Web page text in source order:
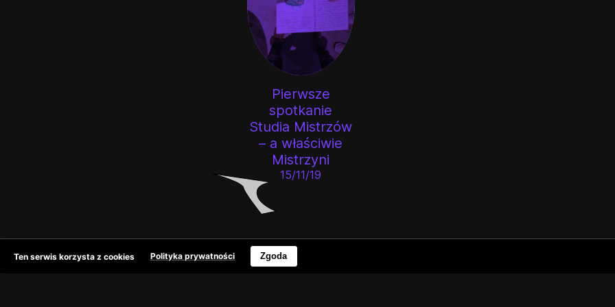
Pierwsze
spotkanie
Studia Mistrzów
– a właściwie
Mistrzyni
15/11/19
Ten serwis korzysta z cookies Polityka prywatności Zgoda